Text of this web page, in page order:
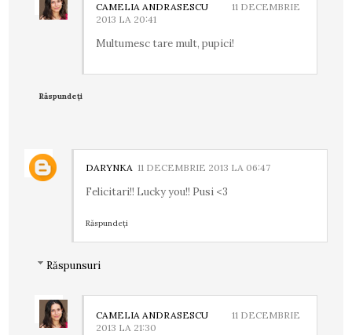
CAMELIA ANDRASESCU
11 DECEMBRIE
2013 LA 20:41
Multumesc tare mult, pupici!
Răspundeți
DARYNKA 11 DECEMBRIE 2013 LA 06:47
Felicitari!! Lucky you!! Pusi <3
Răspundeți
Răspunsuri
CAMELIA ANDRASESCU
11 DECEMBRIE
2013 LA 21:30